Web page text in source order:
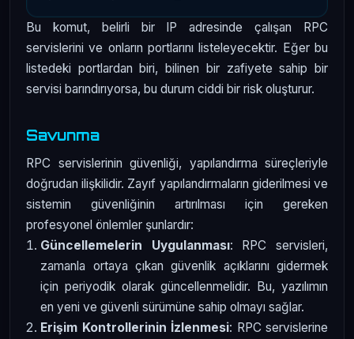
Bu komut, belirli bir IP adresinde çalışan RPC
servislerini ve onların portlarını listeleyecektir. Eğer bu
listedeki portlardan biri, bilinen bir zafiyete sahip bir
servisi barındırıyorsa, bu durum ciddi bir risk oluşturur.
Savunma
RPC servislerinin güvenliği, yapılandırma süreçleriyle
doğrudan ilişkilidir. Zayıf yapılandırmaların giderilmesi ve
sistemin güvenliğinin artırılması için gereken
profesyonel önlemler şunlardır:
Güncellemelerin Uygulanması: RPC servisleri,
zamanla ortaya çıkan güvenlik açıklarını gidermek
için periyodik olarak güncellenmelidir. Bu, yazılımın
en yeni ve güvenli sürümüne sahip olmayı sağlar.
Erişim Kontrollerinin İzlenmesi: RPC servislerine